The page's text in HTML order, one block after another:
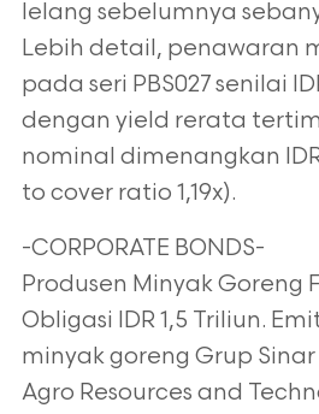
lelang sebelumnya
Lebih detail, penawaran
pada seri PBS027 senilai
dengan yield rerata
nominal dimenangkan
to cover ratio 1,19x).
-CORPORATE BONDS-
Produsen Minyak Goreng
Obligasi IDR 1,5 Triliun.
minyak goreng Grup Sinar
Agro Resources and